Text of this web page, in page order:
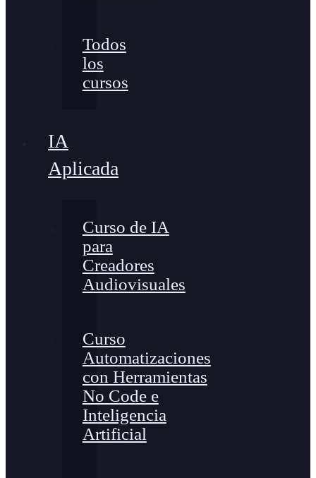
Todos
los
cursos
IA
Aplicada
Curso de IA
para
Creadores
Audiovisuales
Curso
Automatizaciones
con Herramientas
No Code e
Inteligencia
Artificial